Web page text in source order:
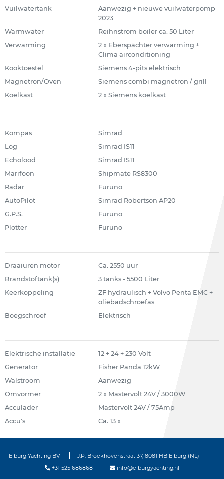
Vuilwatertank
Aanwezig + nieuwe vuilwaterpomp
2023
Warmwater
Reihnstrom boiler ca. 50 Liter
Verwarming
2 x Eberspächter verwarming +
Clima airconditioning
Kooktoestel
Siemens 4-pits elektrisch
Magnetron/Oven
Siemens combi magnetron / grill
Koelkast
2 x Siemens koelkast
Kompas
Simrad
Log
Simrad IS11
Echolood
Simrad IS11
Marifoon
Shipmate RS8300
Radar
Furuno
AutoPilot
Simrad Robertson AP20
G.P.S.
Furuno
Plotter
Furuno
Draaiuren motor
Ca. 2550 uur
Brandstoftank(s)
3 tanks - 5500 Liter
Keerkoppeling
ZF hydraulisch + Volvo Penta EMC +
oliebadschroefas
Boegschroef
Elektrisch
Elektrische installatie
12 + 24 + 230 Volt
Generator
Fisher Panda 12kW
Walstroom
Aanwezig
Omvormer
2 x Mastervolt 24V / 3000W
Acculader
Mastervolt 24V / 75Amp
Accu's
Ca. 13 x
Elburg Yachting BV
J.P. Broekhovenstraat 37, 8081 HB Elburg (NL)
+31 525 686868
info@elburgyachting.nl